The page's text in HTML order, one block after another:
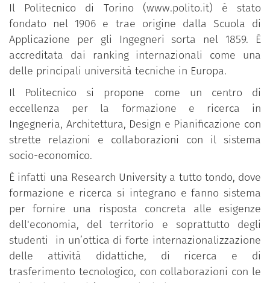
Il Politecnico di Torino (www.polito.it) è stato
fondato nel 1906 e trae origine dalla Scuola di
Applicazione per gli Ingegneri sorta nel 1859. È
accreditata dai ranking internazionali come una
delle principali università tecniche in Europa.
Il Politecnico si propone come un centro di
eccellenza per la formazione e ricerca in
Ingegneria, Architettura, Design e Pianificazione con
strette relazioni e collaborazioni con il sistema
socio-economico.
È infatti una Research University a tutto tondo, dove
formazione e ricerca si integrano e fanno sistema
per fornire una risposta concreta alle esigenze
dell'economia, del territorio e soprattutto degli
studenti in un’ottica di forte internazionalizzazione
delle attività didattiche, di ricerca e di
trasferimento tecnologico, con collaborazioni con le